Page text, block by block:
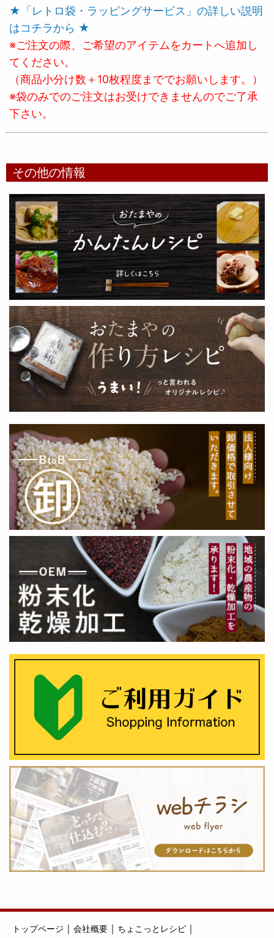
★「レトロ袋・ラッピングサービス」の詳しい説明
はコチラから ★
※ご注文の際、ご希望のアイテムをカートへ追加し
てください。
（商品小分け数＋10枚程度まででお願いします。）
※袋のみでのご注文はお受けできませんのでご了承
下さい。
その他の情報
トップページ ｜ 会社概要 ｜ ちょこっとレシピ ｜